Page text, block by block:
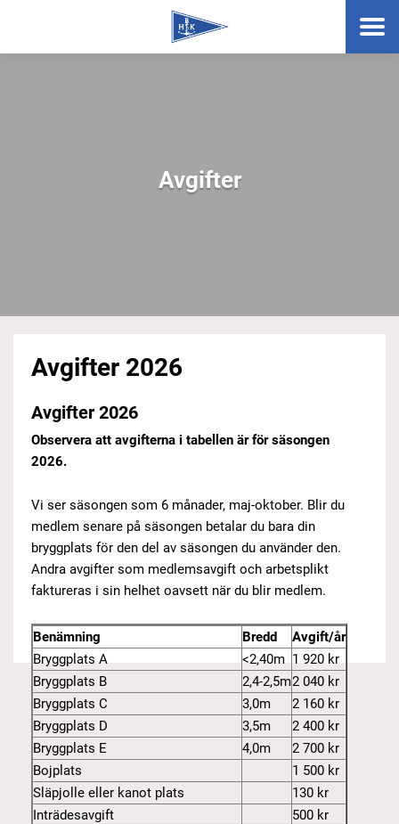
Avgifter
Avgifter 2026
Avgifter 2026
Observera att avgifterna i tabellen är för säsongen
2026.
Vi ser säsongen som 6 månader, maj-oktober. Blir du
medlem senare på säsongen betalar du bara din
bryggplats för den del av säsongen du använder den.
Andra avgifter som medlemsavgift och arbetsplikt
faktureras i sin helhet oavsett när du blir medlem.
Benämning Bredd
Avgift/år
Bryggplats A
<2,40m 1 920 kr
Bryggplats B
2,4-2,5m2 040 kr
Bryggplats C
3,0m
2 160 kr
Bryggplats D
3,5m
2 400 kr
Bryggplats E
4,0m
2 700 kr
Bojplats
1 500 kr
Släpjolle eller kanot plats
130 kr
Inträdesavgift
500 kr